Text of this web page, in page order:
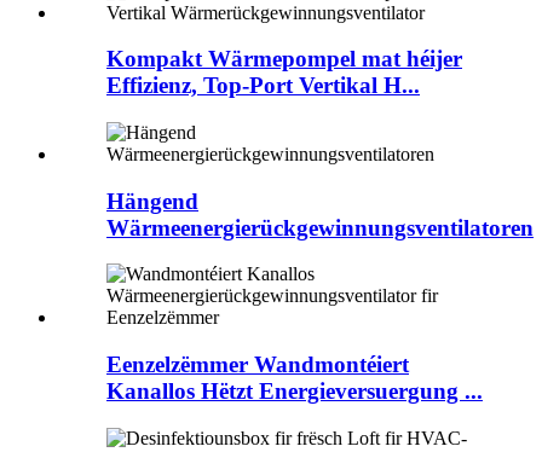
Kompakt Wärmepompel mat héijer
Effizienz, Top-Port Vertikal H...
Hängend
Wärmeenergierückgewinnungsventilatoren
Eenzelzëmmer Wandmontéiert
Kanallos Hëtzt Energieversuergung ...